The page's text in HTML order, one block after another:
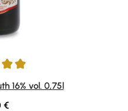
4.9 von 5 Sternen
16% vol. 0,75l
Preis:
€